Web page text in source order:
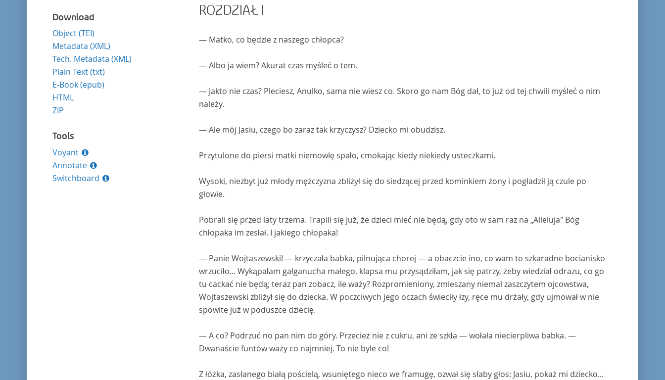
Download
Object (TEI)
Metadata (XML)
Tech. Metadata (XML)
Plain Text (txt)
E-Book (epub)
HTML
ZIP
Tools
Voyant
Annotate
Switchboard
ROZDZIAŁ I
— Matko, co będzie z naszego chłopca?
— Albo ja wiem? Akurat czas myśleć o tem.
— Jakto nie czas? Pleciesz, Anulko, sama nie wiesz co. Skoro go nam Bóg dał, to już od tej chwili myśleć o nim
należy.
— Ale mój Jasiu, czego bo zaraz tak krzyczysz? Dziecko mi obudzisz.
Przytulone do piersi matki niemowlę spało, cmokając kiedy niekiedy usteczkami.
Wysoki, niezbyt już młody mężczyzna zbliżył się do siedzącej przed kominkiem żony i pogładził ją czule po
głowie.
Pobrali się przed laty trzema. Trapili się już, że dzieci mieć nie będą, gdy oto w sam raz na „Alleluja" Bóg
chłopaka im zesłał. I jakiego chłopaka!
— Panie Wojtaszewski! — krzyczała babka, pilnująca chorej — a obaczcie ino, co wam to szkaradne bocianisko
wrzuciło... Wykąpałam gałganucha małego, klapsa mu przysądziłam, jak się patrzy, żeby wiedział odrazu, co go
tu cackać nie będą; teraz pan zobacz, ile waży? Rozpromieniony, zmieszany niemal zaszczytem ojcowstwa,
Wojtaszewski zbliżył się do dziecka. W poczciwych jego oczach świeciły łzy, ręce mu drżały, gdy ujmował w nie
spowite już w poduszce dziecię.
— A co? Podrzuć no pan nim do góry. Przecież nie z cukru, ani ze szkła — wołała niecierpliwa babka. —
Dwanaście funtów waży co najmniej. To nie byle co!
Z łóżka, zasłanego białą pościelą, wsuniętego nieco we framugę, ozwał się słaby głos: Jasiu, pokaż mi dziecko...